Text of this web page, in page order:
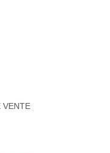
VENTE